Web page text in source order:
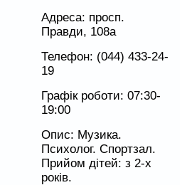
Адреса: просп.
Правди, 108а
Телефон: (044) 433-24-
19
Графік роботи: 07:30-
19:00
Опис: Музика.
Психолог. Спортзал.
Прийом дітей: з 2-х
років.